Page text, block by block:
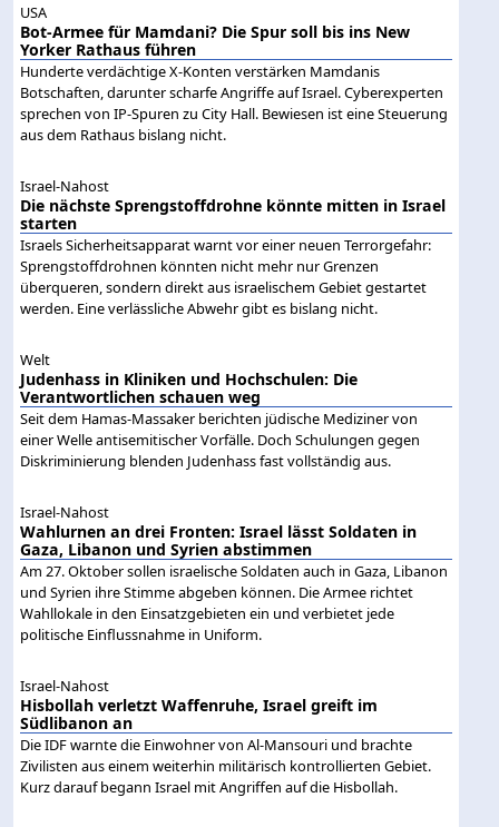
USA
Bot-Armee für Mamdani? Die Spur soll bis ins New
Yorker Rathaus führen
Hunderte verdächtige X-Konten verstärken Mamdanis
Botschaften, darunter scharfe Angriffe auf Israel. Cyberexperten
sprechen von IP-Spuren zu City Hall. Bewiesen ist eine Steuerung
aus dem Rathaus bislang nicht.
Israel-Nahost
Die nächste Sprengstoffdrohne könnte mitten in Israel
starten
Israels Sicherheitsapparat warnt vor einer neuen Terrorgefahr:
Sprengstoffdrohnen könnten nicht mehr nur Grenzen
überqueren, sondern direkt aus israelischem Gebiet gestartet
werden. Eine verlässliche Abwehr gibt es bislang nicht.
Welt
Judenhass in Kliniken und Hochschulen: Die
Verantwortlichen schauen weg
Seit dem Hamas-Massaker berichten jüdische Mediziner von
einer Welle antisemitischer Vorfälle. Doch Schulungen gegen
Diskriminierung blenden Judenhass fast vollständig aus.
Israel-Nahost
Wahlurnen an drei Fronten: Israel lässt Soldaten in
Gaza, Libanon und Syrien abstimmen
Am 27. Oktober sollen israelische Soldaten auch in Gaza, Libanon
und Syrien ihre Stimme abgeben können. Die Armee richtet
Wahllokale in den Einsatzgebieten ein und verbietet jede
politische Einflussnahme in Uniform.
Israel-Nahost
Hisbollah verletzt Waffenruhe, Israel greift im
Südlibanon an
Die IDF warnte die Einwohner von Al-Mansouri und brachte
Zivilisten aus einem weiterhin militärisch kontrollierten Gebiet.
Kurz darauf begann Israel mit Angriffen auf die Hisbollah.